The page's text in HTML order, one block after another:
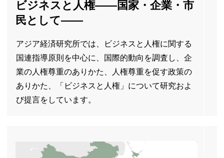
ビジネスと人権――国家・企業・市
民として――
アジア経済研究所では、ビジネスと人権に関する
国連指導原則を中心に、国際的動向を調査し、企
業の人権尊重のありかた、人権尊重を促す政策の
ありかた、「ビジネスと人権」について研究およ
び提言をしています。